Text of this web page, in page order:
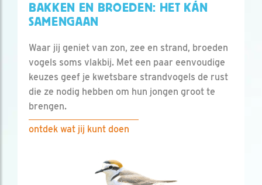
BAKKEN EN BROEDEN: HET KÁN
SAMENGAAN
Waar jij geniet van zon, zee en strand, broeden
vogels soms vlakbij. Met een paar eenvoudige
keuzes geef je kwetsbare strandvogels de rust
die ze nodig hebben om hun jongen groot te
brengen.
ontdek wat jij kunt doen